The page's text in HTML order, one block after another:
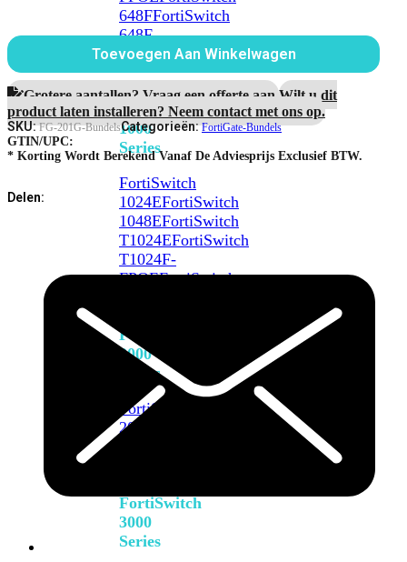
648FFortiSwitch
648F-
FPOE
FortiSwitch
1000
Series
FortiSwitch
1024EFortiSwitch
1048EFortiSwitch
T1024EFortiSwitch
T1024F-
FPOEFortiSwitch
FortiSwitch
2000
Series
FortiSwitch
2048F
FortiSwitch
3000
Series
Toevoegen Aan Winkelwagen
Grotere aantallen? Vraag een offerte aan.Wilt u dit
product laten installeren? Neem contact met ons op.
SKU:FG-201G-BundelsCategorieën:FortiGate-Bundels
GTIN/UPC:
* Korting Wordt Berekend Vanaf De Adviesprijs Exclusief BTW.
Delen: